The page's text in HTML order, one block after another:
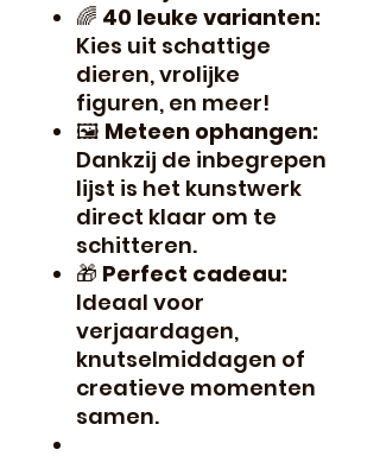
🌈 40 leuke varianten:
Kies uit schattige
dieren, vrolijke
figuren, en meer!
🖼️ Meteen ophangen:
Dankzij de inbegrepen
lijst is het kunstwerk
direct klaar om te
schitteren.
🎁 Perfect cadeau:
Ideaal voor
verjaardagen,
knutselmiddagen of
creatieve momenten
samen.